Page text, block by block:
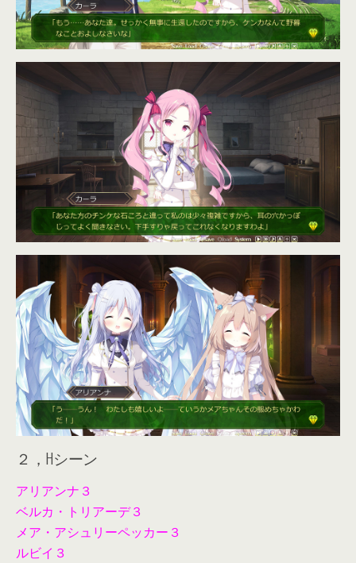
２，Hシーン
アリアンナ３
ベルカ・トリアーデ３
メア・アシュリーペッカー３
ルビイ３